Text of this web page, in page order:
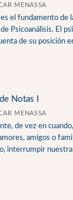
MENASSA
el fundamento de
Psicoanálisis. El
de su posición
Notas I
MENASSA
de vez en
amigos o
interrumpir nuestra